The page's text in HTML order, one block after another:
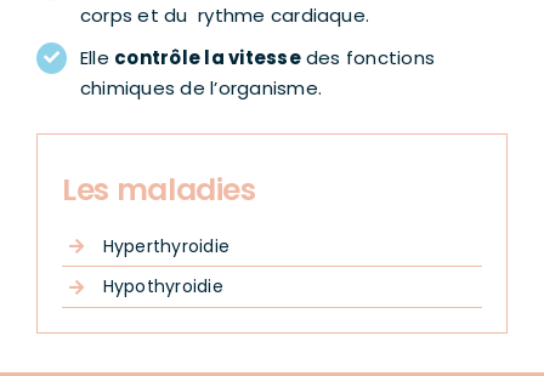
corps et du rythme cardiaque.
Elle contrôle la vitessedes fonctions
chimiques de l’organisme.
Les maladies
Hyperthyroidie
Hypothyroidie